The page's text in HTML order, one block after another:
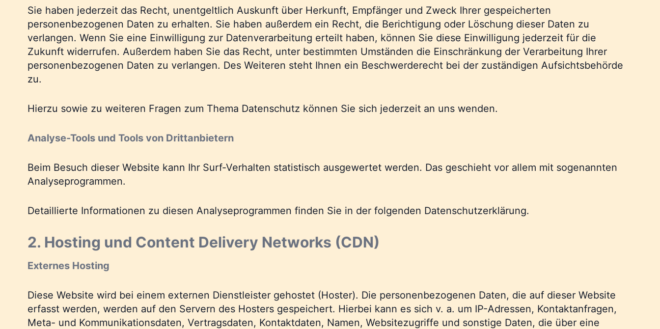
Sie haben jederzeit das Recht, unentgeltlich Auskunft über Herkunft, Empfänger und Zweck Ihrer gespeicherten
personenbezogenen Daten zu erhalten. Sie haben außerdem ein Recht, die Berichtigung oder Löschung dieser Daten zu
verlangen. Wenn Sie eine Einwilligung zur Datenverarbeitung erteilt haben, können Sie diese Einwilligung jederzeit für die
Zukunft widerrufen. Außerdem haben Sie das Recht, unter bestimmten Umständen die Einschränkung der Verarbeitung Ihrer
personenbezogenen Daten zu verlangen. Des Weiteren steht Ihnen ein Beschwerderecht bei der zuständigen Aufsichtsbehörde
zu.
Hierzu sowie zu weiteren Fragen zum Thema Datenschutz können Sie sich jederzeit an uns wenden.
Analyse-Tools und Tools von Drittanbietern
Beim Besuch dieser Website kann Ihr Surf-Verhalten statistisch ausgewertet werden. Das geschieht vor allem mit sogenannten
Analyseprogrammen.
Detaillierte Informationen zu diesen Analyseprogrammen finden Sie in der folgenden Datenschutzerklärung.
2. Hosting und Content Delivery Networks (CDN)
Externes Hosting
Diese Website wird bei einem externen Dienstleister gehostet (Hoster). Die personenbezogenen Daten, die auf dieser Website
erfasst werden, werden auf den Servern des Hosters gespeichert. Hierbei kann es sich v. a. um IP-Adressen, Kontaktanfragen,
Meta- und Kommunikationsdaten, Vertragsdaten, Kontaktdaten, Namen, Websitezugriffe und sonstige Daten, die über eine